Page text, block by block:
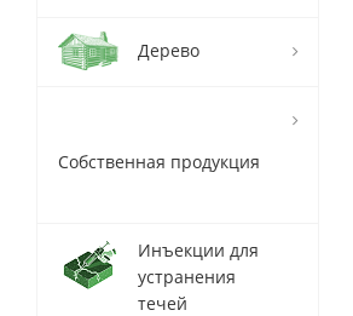
Дерево
Собственная продукция
Инъекции для
устранения
течей